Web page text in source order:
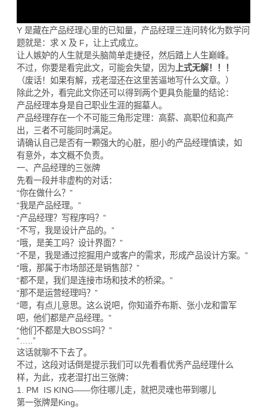
Y 是藏在产品经理心里的已知量，产品经理三连问转化为数学问
题就是：求 X 及 F，让上式成立。
让人嫉妒的人生就是头脑简单走捷径，然后踏上人生巅峰。
不过，你要是看完此文，可能会失望，因为 上式无解！！！
（废话！如果有解，戎老湿还在这里苦逼地写什么文章。）
除此之外，看完此文你还可以得到两个更具负能量的结论：
产品经理本身是自己职业生涯的掘墓人。
产品经理存在一个不可能三角形定理：高薪、高职位和高产
出，三者不可能同时满足。
请确认自己是否有一颗强大的心脏，胆小的产品经理慎读，如
有意外，本文概不负责。
一、产品经理的三张牌
先看一段并非虚构的对话：
“你在做什么？”
“我是产品经理。”
“产品经理？写程序吗？”
“不写，我是设计产品的。”
“哦，是美工吗？设计界面？”
“不是，我是通过挖掘用户或客户的需求，形成产品设计方案。”
“哦，那属于市场部还是销售部？”
“都不是，我们是连接市场和技术的桥梁。”
“那不是运营经理吗？”
“嗯，有点儿意思。这么说吧，你知道乔布斯、张小龙和雷军
吧，他们都是产品经理。”
“他们不都是大BOSS吗？”
“…..”
这话就聊不下去了。
不过，这段对话倒是提示我们可以先看看优秀产品经理什么
样，为此，戎老湿打出三张牌：
1. PM IS KING——你往哪儿走，就把灵魂也带到哪儿
第一张牌是King。